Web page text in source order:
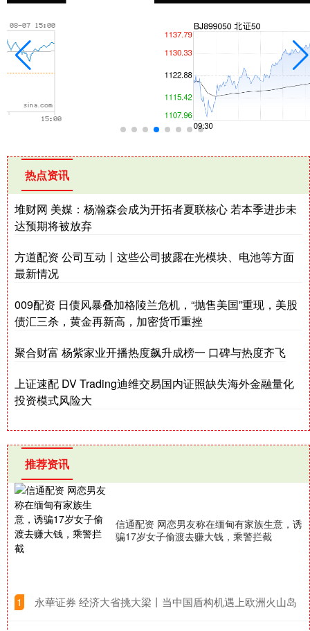
热点资讯
堆财网 美媒：杨瀚森会成为开拓者夏联核心 若本季进步未
达预期将被放弃
方道配资 公司互动丨这些公司披露在光模块、电池等方面
最新情况
009配资 日债风暴叠加格陵兰危机，“抛售美国”重现，美股
债汇三杀，黄金再新高，加密货币重挫
聚合财富 杨紫家业开播热度飙升成榜一 口碑与热度齐飞
上证速配 DV Trading迪维交易国内证照缺失海外金融量化
投资模式风险大
推荐资讯
信通配资 网恋男友称在缅甸有家族生意，诱
骗17岁女子偷渡去赚大钱，乘警拦截
1 ​永華证券 经济大省挑大梁丨当中国盾构机遇上欧洲火山岛​